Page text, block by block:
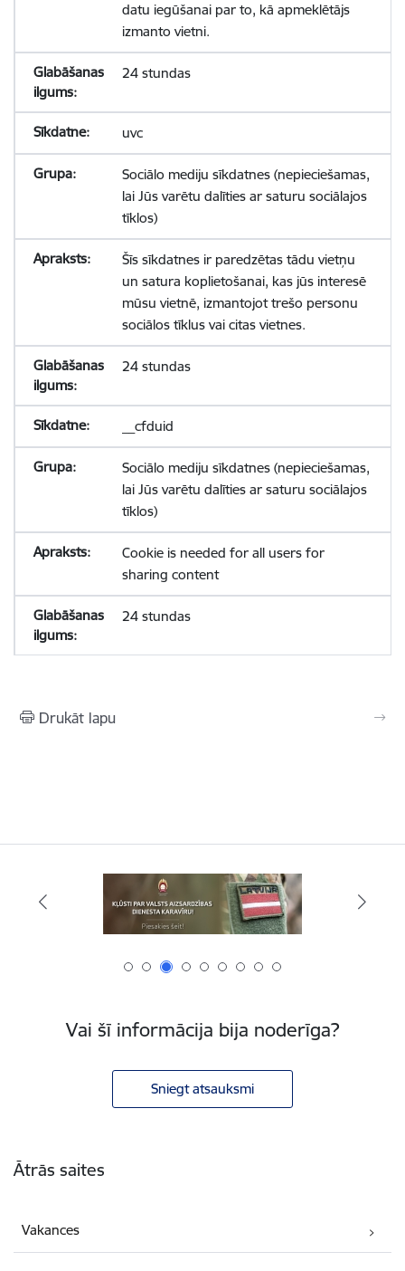
datu iegūšanai par to, kā apmeklētājs
izmanto vietni.
24 stundas
uvc
Sociālo mediju sīkdatnes (nepieciešamas,
lai Jūs varētu dalīties ar saturu sociālajos
tīklos)
Šīs sīkdatnes ir paredzētas tādu vietņu
un satura koplietošanai, kas jūs interesē
mūsu vietnē, izmantojot trešo personu
sociālos tīklus vai citas vietnes.
24 stundas
__cfduid
Sociālo mediju sīkdatnes (nepieciešamas,
lai Jūs varētu dalīties ar saturu sociālajos
tīklos)
Cookie is needed for all users for
sharing content
24 stundas
Drukāt lapu
Vai šī informācija bija noderīga?
Sniegt atsauksmi
Ātrās saites
Vakances